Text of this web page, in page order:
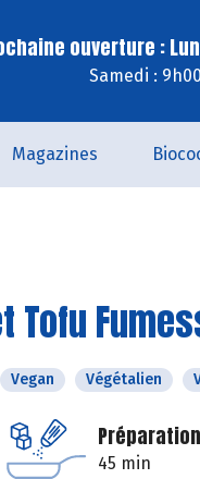
ouverture :
Samedi :
Magazines
Vegan Végétalien
Préparation
45 min